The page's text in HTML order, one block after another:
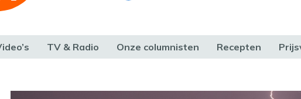
TV & Radio Onze columnisten Recepten